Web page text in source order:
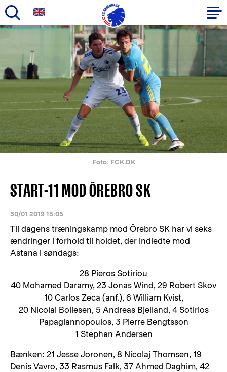
Gå
hovedindhold
navigation
Foto: FCK.DK
START-11 MOD ÖREBRO SK
30/01 2019 15:05
Til dagens træningskamp mod Örebro SK har vi seks
ændringer i forhold til holdet, der indledte mod
Astana i søndags:
28 Pieros Sotiriou
40 Mohamed Daramy, 23 Jonas Wind, 29 Robert Skov
10 Carlos Zeca (anf.), 6 William Kvist,
20 Nicolai Boilesen, 5 Andreas Bjelland, 4 Sotirios
Papagiannopoulos, 3 Pierre Bengtsson
1 Stephan Andersen
Bænken: 21 Jesse Joronen, 8 Nicolaj Thomsen, 19
Denis Vavro, 33 Rasmus Falk, 37 Ahmed Daghim, 42